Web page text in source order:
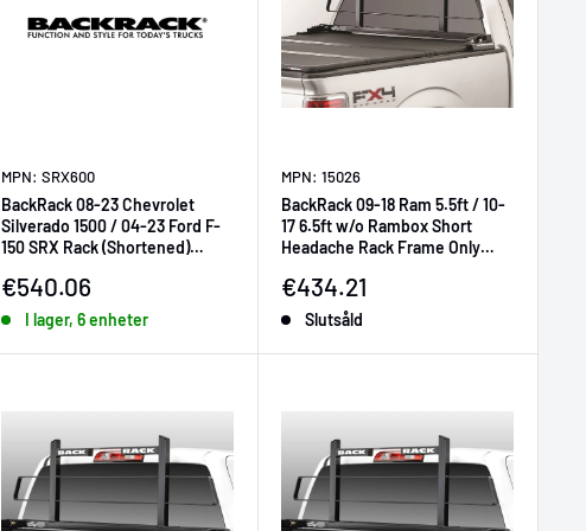
MPN: SRX600
BackRack 08-23 Chevrolet
Silverado 1500 / 04-23 Ford F-
150 SRX Rack (Shortened)
Försäljningspris
€540.06
I lager, 6 enheter
MPN: 15026
BackRack 09-18 Ram 5.5ft / 10-
17 6.5ft w/o Rambox Short
Headache Rack Frame Only
Försäljningspris
€434.21
Slutsåld